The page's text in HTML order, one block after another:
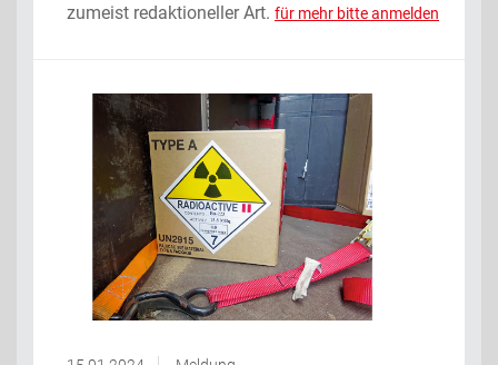
zumeist redaktioneller Art. für mehr bitte anmelden